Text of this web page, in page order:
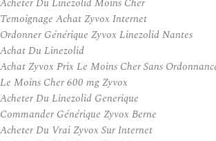
Temoignage Achat Zyvox Internet
Ordonner Générique Zyvox Linezolid Nantes
Achat Du Linezolid
Achat Zyvox Prix Le Moins Cher Sans
Le Moins Cher 600 mg Zyvox
Acheter Du Linezolid Generique
Commander Générique Zyvox Berne
Acheter Du Vrai Zyvox Sur Internet